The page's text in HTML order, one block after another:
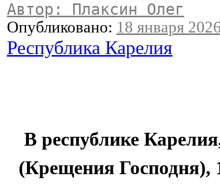
Автор: Плаксин Олег
Опубликовано: 18 января
Республика Карелия
В республике
(Крещения Господня),